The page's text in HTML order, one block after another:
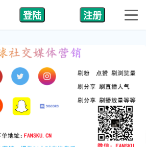
登陆 注册